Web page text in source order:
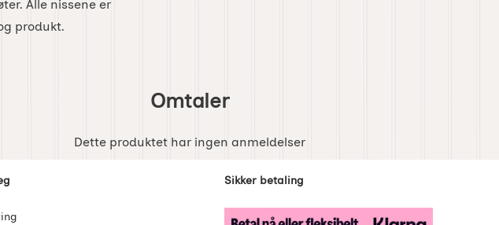
Alle nissene er
produkt.
Omtaler
Dette produktet har ingen anmeldelser
Sikker betaling